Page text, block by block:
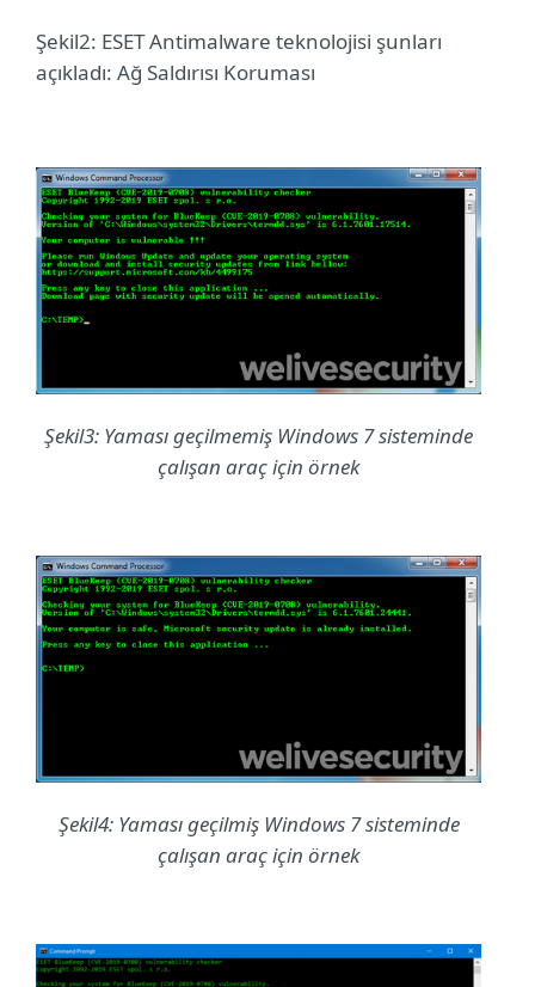
Şekil2: ESET Antimalware teknolojisi şunları
açıkladı: Ağ Saldırısı Koruması
Şekil3: Yaması geçilmemiş Windows 7 sisteminde
çalışan araç için örnek
Şekil4: Yaması geçilmiş Windows 7 sisteminde
çalışan araç için örnek